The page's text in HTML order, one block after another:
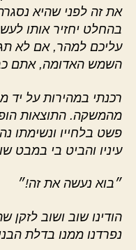
את זה לפני שהיא
בהחלט יחזיר אותו
עליכם למהר, אם לא
השמש האדומה, אתם
רכנתי במהירות על יד
מהמשקה. התוצאות
פשט בלחייו ונשימתו
עיניו והביט בי במבט
״בוא נעשה את זה!״
הודינו שוב ושוב לזקן
נפרדנו ממנו בדלת